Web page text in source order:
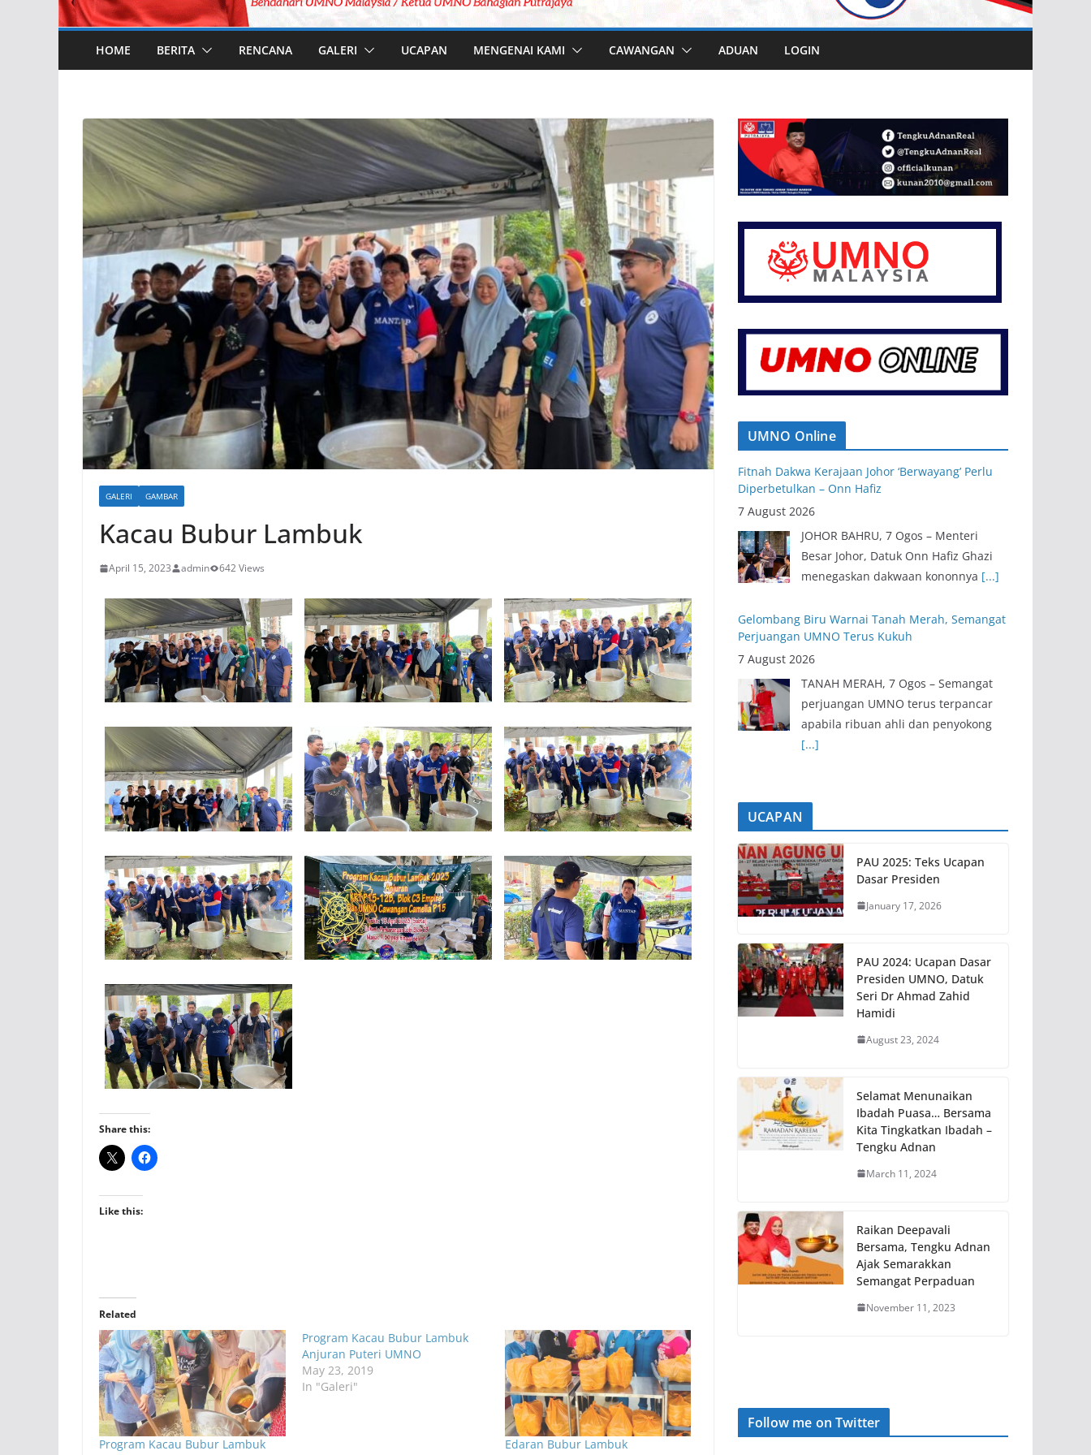
HOME BERITA RENCANA GALERI UCAPAN MENGENAI KAMI CAWANGAN ADUAN LOGIN
GALERI GAMBAR
Kacau Bubur Lambuk
April 15, 2023 admin 642 Views
Share this:
Like this:
Related
Program Kacau Bubur Lambuk
Program Kacau Bubur Lambuk
Anjuran Puteri UMNO
May 23, 2019
In "Galeri"
Edaran Bubur Lambuk
UMNO Online
Fitnah Dakwa Kerajaan Johor ‘Berwayang’ Perlu
Diperbetulkan – Onn Hafiz
7 August 2026
JOHOR BAHRU, 7 Ogos – Menteri
Besar Johor, Datuk Onn Hafiz Ghazi
menegaskan dakwaan kononnya [...]
Gelombang Biru Warnai Tanah Merah, Semangat
Perjuangan UMNO Terus Kukuh
7 August 2026
TANAH MERAH, 7 Ogos – Semangat
perjuangan UMNO terus terpancar
apabila ribuan ahli dan penyokong
[...]
UCAPAN
PAU 2025: Teks Ucapan
Dasar Presiden
January 17, 2026
PAU 2024: Ucapan Dasar
Presiden UMNO, Datuk
Seri Dr Ahmad Zahid
Hamidi
August 23, 2024
Selamat Menunaikan
Ibadah Puasa… Bersama
Kita Tingkatkan Ibadah –
Tengku Adnan
March 11, 2024
Raikan Deepavali
Bersama, Tengku Adnan
Ajak Semarakkan
Semangat Perpaduan
November 11, 2023
Follow me on Twitter